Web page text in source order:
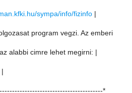
sympa/info/fizinfo
program vegzi. Az emberi
alabbi cimre lehet megirni: |
*